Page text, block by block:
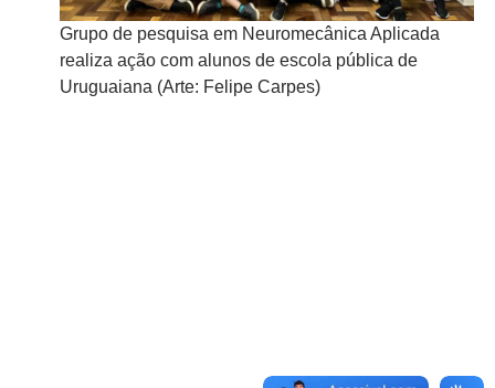
Grupo de pesquisa em Neuromecânica Aplicada
realiza ação com alunos de escola pública de
Uruguaiana (Arte: Felipe Carpes)